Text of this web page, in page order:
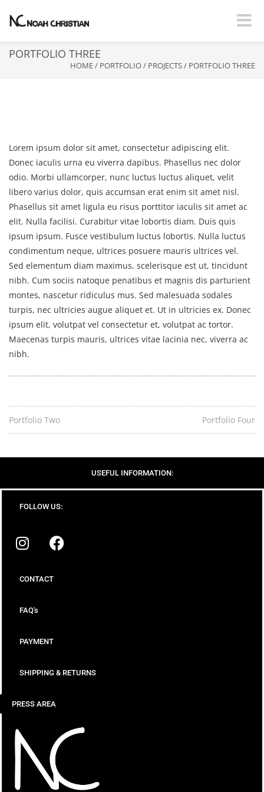
PORTFOLIO THREE
HOME/ PORTFOLIO/ PROJECTS/ PORTFOLIO THREE
Lorem ipsum dolor sit amet, consectetur adipiscing elit.
Donec iaculis urna eu viverra dapibus. Phasellus nec dolor
odio. Morbi ullamcorper, nunc luctus luctus aliquet, velit
libero varius dolor, quis accumsan erat enim sit amet nisl.
Phasellus sit amet ligula eu risus porttitor iaculis sit amet ac
elit. Nulla facilisi. Curabitur vitae lobortis diam. Duis quis
ipsum ipsum. Fusce vestibulum luctus lobortis. Nulla luctus
condimentum neque, ultrices posuere mauris ultrices vel.
Sed elementum diam maximus, scelerisque est ut, tincidunt
nibh. Cum sociis natoque penatibus et magnis dis parturient
montes, nascetur ridiculus mus. Sed malesuada sodales
turpis, nec ultricies augue aliquet et. Ut in ultricies ex. Donec
ipsum elit, volutpat vel consectetur et, volutpat ac tortor.
Maecenas turpis mauris, ultrices vitae lacinia nec, viverra ac
nibh.
Portfolio Two Portfolio Four
USEFUL INFORMATION:
FOLLOW US:
CONTACT
FAQ's
PAYMENT
SHIPPING & RETURNS
PRESS AREA